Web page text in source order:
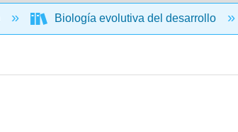
Biología evolutiva del desarrollo